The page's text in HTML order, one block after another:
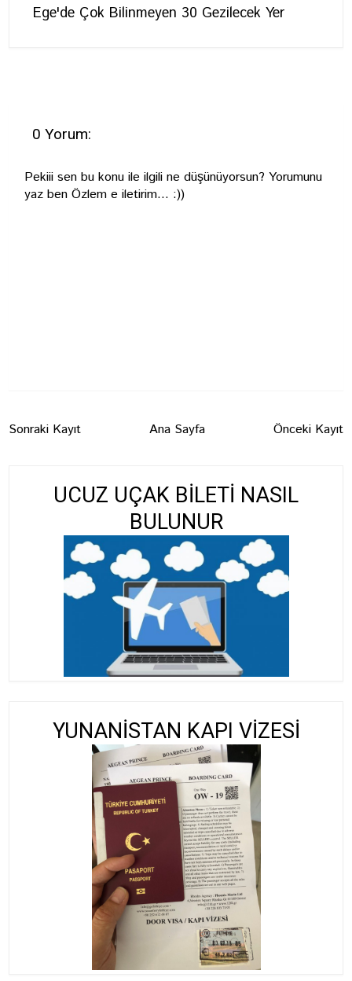
Ege'de Çok Bilinmeyen 30 Gezilecek Yer
0 Yorum:
Pekiii sen bu konu ile ilgili ne düşünüyorsun? Yorumunu
yaz ben Özlem e iletirim... :))
Sonraki Kayıt Ana Sayfa Önceki Kayıt
UCUZ UÇAK BİLETİ NASIL
BULUNUR
YUNANİSTAN KAPI VİZESİ